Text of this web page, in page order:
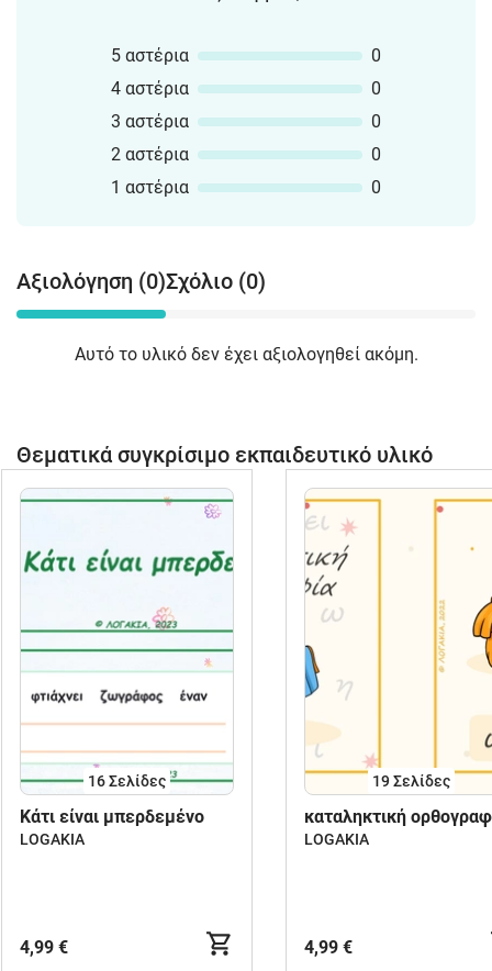
5 αστέρια
0
4 αστέρια
0
3 αστέρια
0
2 αστέρια
0
1 αστέρια
0
Αξιολόγηση (0)Σχόλιο (0)
Αυτό το υλικό δεν έχει αξιολογηθεί ακόμη.
Θεματικά συγκρίσιμο εκπαιδευτικό υλικό
16Σελίδες
Κάτι είναι μπερδεμένο
LOGAKIA
4,99 €
19Σελίδες
καταληκτική
LOGAKIA
4,99 €